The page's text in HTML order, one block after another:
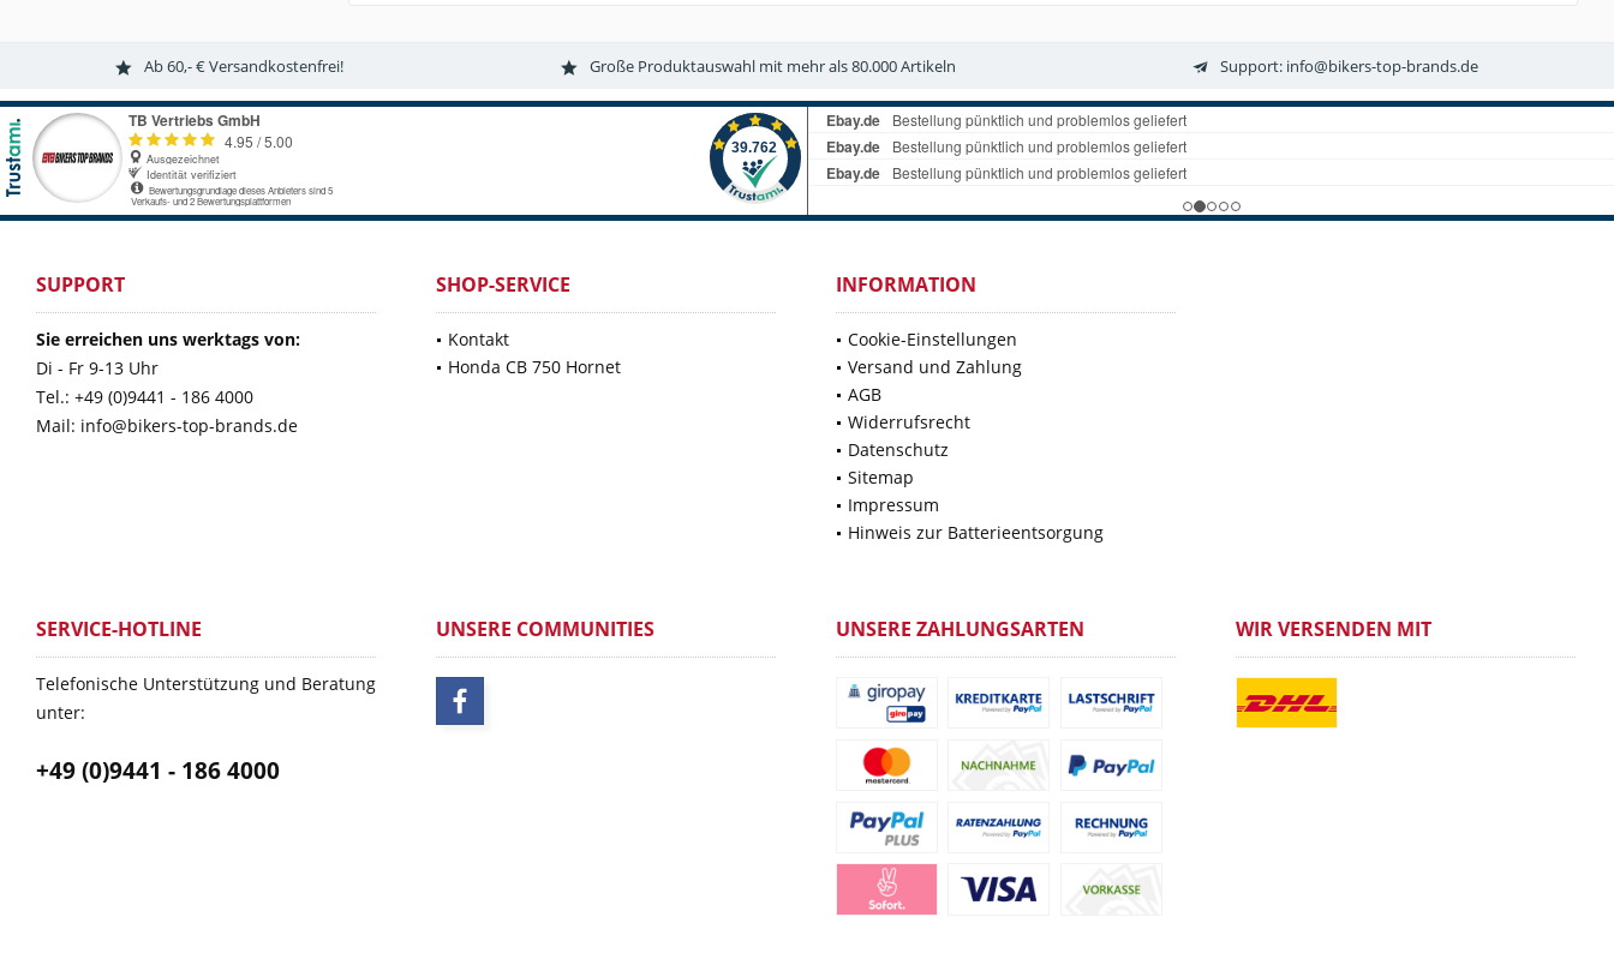
Ab 60,- € Versandkostenfrei! Große Produktauswahl mit mehr als 80.000 Artikeln Support: info@bikers-top-brands.de
SUPPORT
Sie erreichen uns werktags von:
Di - Fr 9-13 Uhr
Tel.: +49 (0)9441 - 186 4000
Mail: info@bikers-top-brands.de
SHOP-SERVICE
Kontakt
Honda CB 750 Hornet
INFORMATION
Cookie-Einstellungen
Versand und Zahlung
AGB
Widerrufsrecht
Datenschutz
Sitemap
Impressum
Hinweis zur Batterieentsorgung
SERVICE-HOTLINE
Telefonische Unterstützung und Beratung
unter:
+49 (0)9441 - 186 4000
UNSERE COMMUNITIES UNSERE ZAHLUNGSARTEN WIR VERSENDEN MIT